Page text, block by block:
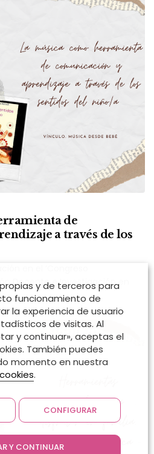
de
a través de los
Docente e Investigación en
y de terceros para
funcionamiento de
la experiencia de usuario
de visitas. Al
y continuar», aceptas el
También puedes
momento en nuestra
.
CONFIGURAR
Y CONTINUAR